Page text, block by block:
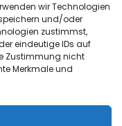
wir Technologien
und/oder
zustimmst,
eindeutige IDs auf
Zustimmung nicht
Merkmale und